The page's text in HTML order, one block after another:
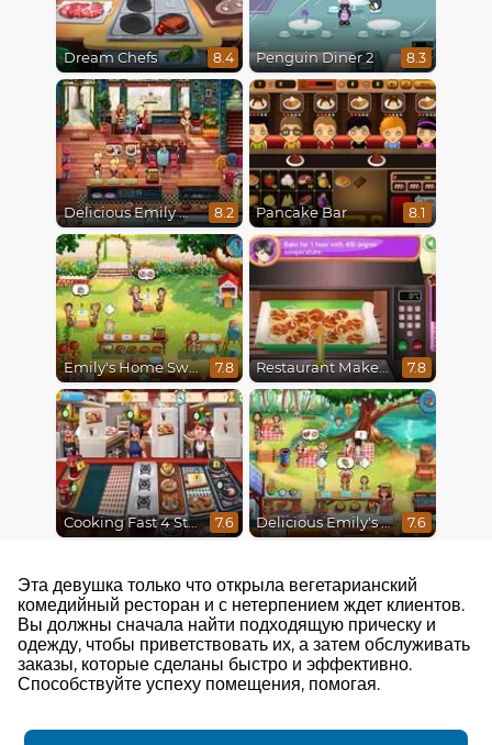
Dream Chefs 8.4 Penguin Diner 2 8.3
Delicious Emily New Beginning 8.2 Pancake Bar 8.1
Emily's Home Sweet Home 7.8 Restaurant Makeover 7.8
Cooking Fast 4 Steak 7.6 Delicious Emily's Hopes And Fears 7.6
Эта девушка только что открыла вегетарианский
комедийный ресторан и с нетерпением ждет клиентов.
Вы должны сначала найти подходящую прическу и
одежду, чтобы приветствовать их, а затем обслуживать
заказы, которые сделаны быстро и эффективно.
Способствуйте успеху помещения, помогая.